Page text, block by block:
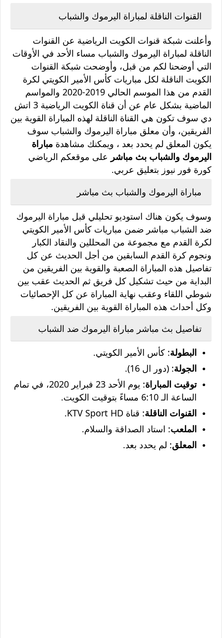
القنوات الناقلة لمباراة اليرموك والشباب
وأعلنت شبكة قنوات الكويت الرياضية عن القنوات
الناقلة لمباراة اليرموك والشباب مساء الأحد في الأوقات
التي أوضحنا لكم من قبل، وأوضحت شبكة القنوات
الكويت الناقلة لكل مباريات كأس الأمير الكويتي لكرة
القدم من هذا الموسم الحالي 2019-2020 والمواسم
الماضية بشكل عام عن أن قناة الكويت الرياضية 3 اتش
دي سوف تكون هي القناة الناقلة لهذه المباراة القوية بين
الفريقين، وأن معلق مباراة اليرموك والشباب سوف
يكون المعلق لم يحدد بعد ، ويمكنك مشاهدة مباراة
اليرموك والشباب بث مباشر على موقعكم الرياضي
كورة فور نيوز بتعليق عربي.
مباراة اليرموك والشباب بث مباشر
وسوف يكون هناك استوديو تحليلي قبل مباراة اليرموك
ضد الشباب مباشر ضمن مباريات كأس الأمير الكويتي
لكرة القدم مع مجموعة من المحللين والنقاد الكبار
ونجوم كرة القدم السابقين من أجل الحديث عن كل
تفاصيل هذه المباراة الصعبة والقوية بين الفريقين من
البداية من حيث تشكيل كل فريق ثم الحديث عقب بين
شوطي اللقاء وعقب نهاية المباراة عن كل الإحصائيات
وكل أحداث هذه المباراة القوية بين الفريقين.
تفاصيل بث مباشر مباراة اليرموك ضد الشباب
البطولة: كأس الأمير الكويتي.
الجولة: (دور ال 16).
توقيت المباراة
: يوم الأحد 23 فبراير 2020، في تمام
الساعة الـ 6:10 مساءً بتوقيت الكويت.
القنوات الناقلة: قناة KTV Sport HD.
الملعب: استاد الصداقة والسلام.
المعلق: لم يحدد بعد.